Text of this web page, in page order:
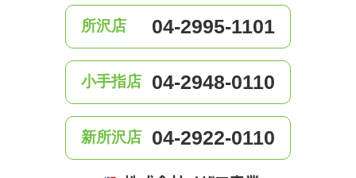
所沢店 04-2995-1101
小手指店 04-2948-0110
新所沢店 04-2922-0110